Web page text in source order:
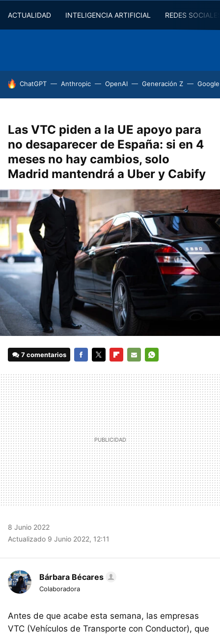
ACTUALIDAD INTELIGENCIA ARTIFICIAL REDES
HOY SE HABLA DE
ChatGPT Anthropic OpenAI Generación Z
Las VTC piden a la UE apoyo para
no desaparecer de España: si en 4
meses no hay cambios, solo
Madrid mantendrá a Uber y Cabify
7 comentarios
MAIL
8 Junio 2022
Actualizado 9 Junio 2022, 12:11
Bárbara Bécares
Colaboradora
Antes de que acabe esta semana, las empresas
VTC (Vehículos de Transporte con Conductor), que